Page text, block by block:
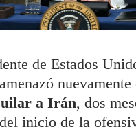
de Estados
a Irán, dos
inicio de la